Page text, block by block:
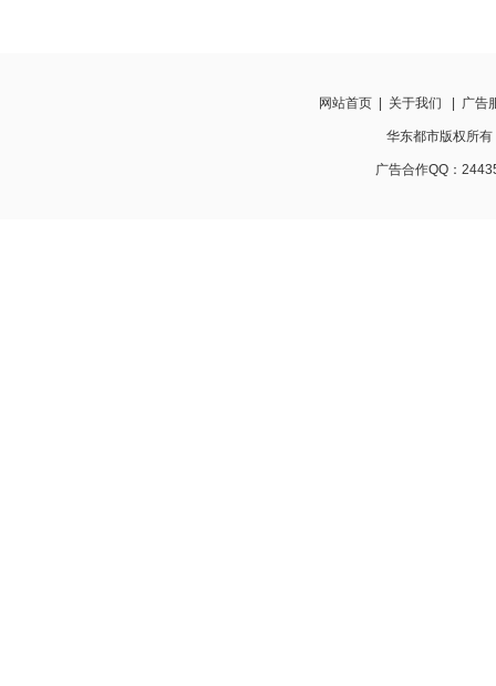
网站首页 关于我们 广告
华东都市版权所
广告合作QQ：